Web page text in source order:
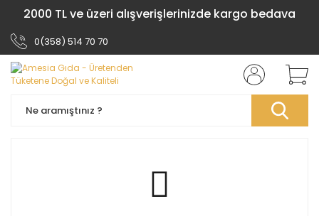
2000 TL ve üzeri alışverişlerinizde kargo bedava
0(358) 514 70 70